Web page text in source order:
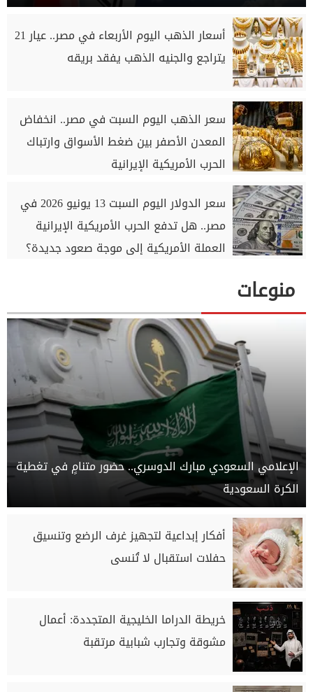
أسعار الذهب اليوم الأربعاء في مصر.. عيار 21
يتراجع والجنيه الذهب يفقد بريقه
سعر الذهب اليوم السبت في مصر.. انخفاض
المعدن الأصفر بين ضغط الأسواق وارتباك
الحرب الأمريكية الإيرانية
سعر الدولار اليوم السبت 13 يونيو 2026 في
مصر.. هل تدفع الحرب الأمريكية الإيرانية
العملة الأمريكية إلى موجة صعود جديدة؟
منوعات
الإعلامي السعودي مبارك الدوسري.. حضور متنامٍ في تغطية
الكرة السعودية
أفكار إبداعية لتجهيز غرف الرضع وتنسيق
حفلات استقبال لا تُنسى
خريطة الدراما الخليجية المتجددة: أعمال
مشوقة وتجارب شبابية مرتقبة